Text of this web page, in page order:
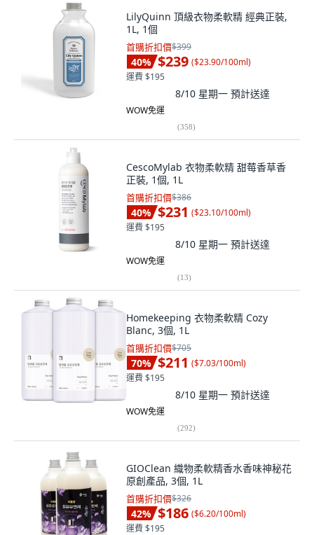
LilyQuinn 頂級衣物柔軟精 經典正裝,
1L, 1個
首購折扣價$399
40% $239 ($23.90/100ml)
運費 $195
8/10 星期一 預計送達
WOW免運
(358)
CescoMylab 衣物柔軟精 甜莓香草香
正裝, 1個, 1L
首購折扣價$386
40% $231 ($23.10/100ml)
運費 $195
8/10 星期一 預計送達
WOW免運
(13)
Homekeeping 衣物柔軟精 Cozy
Blanc, 3個, 1L
首購折扣價$705
70% $211 ($7.03/100ml)
運費 $195
8/10 星期一 預計送達
WOW免運
(292)
GIOClean 織物柔軟精香水香味神秘花
原創產品, 3個, 1L
首購折扣價$326
42% $186 ($6.20/100ml)
運費 $195